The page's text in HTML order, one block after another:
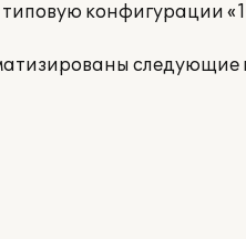
конфигурации
следующие